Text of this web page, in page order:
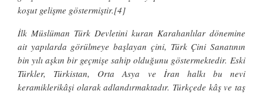
koşut gelişme göstermiştir.[4]
İlk Müslüman Türk Devletini kuran Karahanlılar dönemine
ait yapılarda görülmeye başlayan çini, Türk Çini Sanatının
bin yılı aşkın bir geçmişe sahip olduğunu göstermektedir. Eski
Türkler, Türkistan, Orta Asya ve İran halkı bu nevi
keramiklerikâşi olarak adlandırmaktadır. Türkçede kâş ve taş